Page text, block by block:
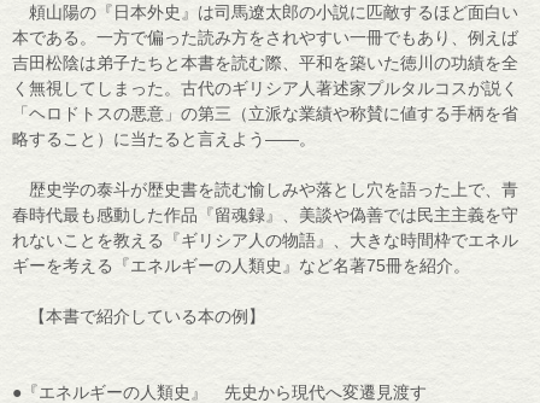
頼山陽の『日本外史』は司馬遼太郎の小説に匹敵するほど面白い
本である。一方で偏った読み方をされやすい一冊でもあり、例えば
吉田松陰は弟子たちと本書を読む際、平和を築いた徳川の功績を全
く無視してしまった。古代のギリシア人著述家プルタルコスが説く
「ヘロドトスの悪意」の第三（立派な業績や称賛に値する手柄を省
略すること）に当たると言えよう――。
歴史学の泰斗が歴史書を読む愉しみや落とし穴を語った上で、青
春時代最も感動した作品『留魂録』、美談や偽善では民主主義を守
れないことを教える『ギリシア人の物語』、大きな時間枠でエネル
ギーを考える『エネルギーの人類史』など名著75冊を紹介。
【本書で紹介している本の例】
●『エネルギーの人類史』 先史から現代へ変遷見渡す